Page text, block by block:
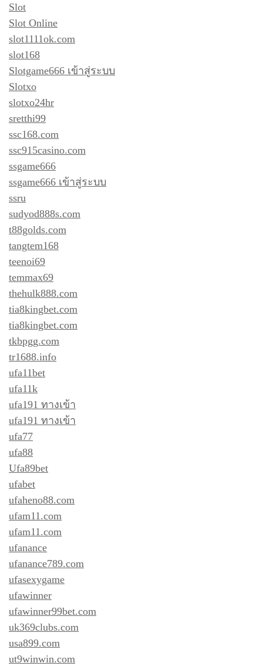
Slot
Slot Online
slot1111ok.com
slot168
Slotgame666 เข้าสู่ระบบ
Slotxo
slotxo24hr
sretthi99
ssc168.com
ssc915casino.com
ssgame666
ssgame666 เข้าสู่ระบบ
ssru
sudyod888s.com
t88golds.com
tangtem168
teenoi69
temmax69
thehulk888.com
tia8kingbet.com
tia8kingbet.com
tkbpgg.com
tr1688.info
ufa11bet
ufa11k
ufa191 ทางเข้า
ufa191 ทางเข้า
ufa77
ufa88
Ufa89bet
ufabet
ufaheno88.com
ufam11.com
ufam11.com
ufanance
ufanance789.com
ufasexygame
ufawinner
ufawinner99bet.com
uk369clubs.com
usa899.com
ut9winwin.com